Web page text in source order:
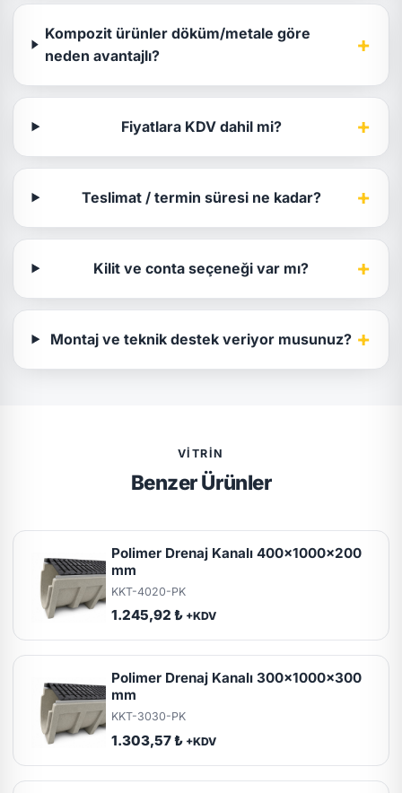
Kompozit ürünler döküm/metale göre
neden avantajlı?
+
Fiyatlara KDV dahil mi? +
Teslimat / termin süresi ne kadar? +
Kilit ve conta seçeneği var mı? +
Montaj ve teknik destek veriyor musunuz? +
VITRIN
Benzer Ürünler
Polimer Drenaj Kanalı 400x1000x200
mm
KKT-4020-PK
1.245,92 ₺ +KDV
Polimer Drenaj Kanalı 300x1000x300
mm
KKT-3030-PK
1.303,57 ₺ +KDV